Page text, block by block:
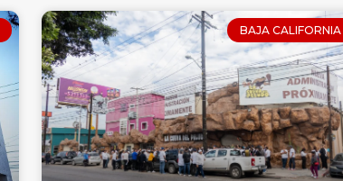
BAJA CALIFORNIA